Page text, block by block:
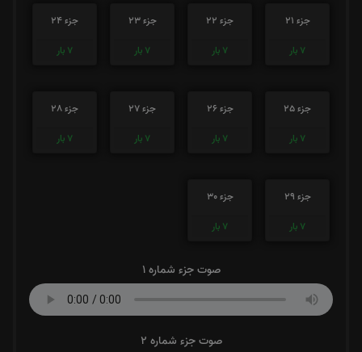
جزء 21
7 بار
جزء 22
7 بار
جزء 23
7 بار
جزء 24
7 بار
جزء 25
7 بار
جزء 26
7 بار
جزء 27
7 بار
جزء 28
7 بار
جزء 29
7 بار
جزء 30
7 بار
صوت جزء شماره 1
صوت جزء شماره 2